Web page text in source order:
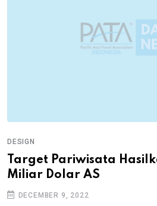
DESIGN
Target Pariwisata
Miliar Dolar AS
DECEMBER 9, 2022